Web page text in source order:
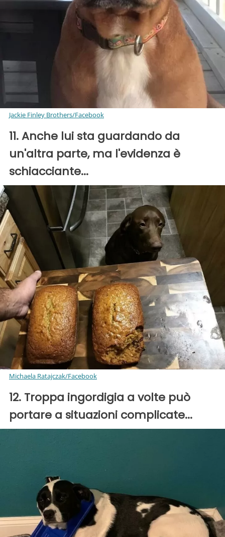
Jackie Finley Brothers/Facebook
11. Anche lui sta guardando da
un'altra parte, ma l'evidenza è
schiacciante...
Michaela Ratajczak/Facebook
12. Troppa ingordigia a volte può
portare a situazioni complicate...